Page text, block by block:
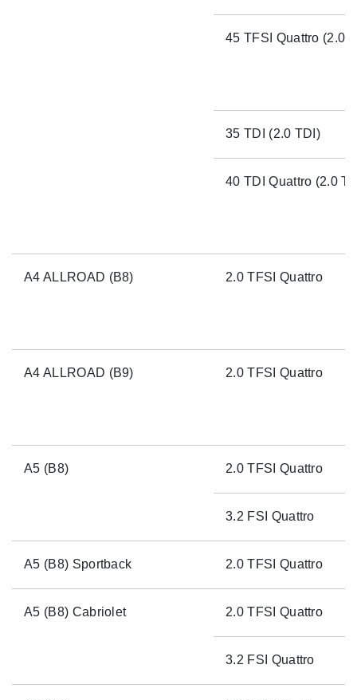
45 TFSI Quattro (2.0
35 TDI (2.0 TDI)
40 TDI Quattro (2.0
A4 ALLROAD (B8) 2.0 TFSI Quattro
A4 ALLROAD (B9) 2.0 TFSI Quattro
A5 (B8) 2.0 TFSI Quattro
3.2 FSI Quattro
A5 (B8) Sportback 2.0 TFSI Quattro
A5 (B8) Cabriolet 2.0 TFSI Quattro
3.2 FSI Quattro